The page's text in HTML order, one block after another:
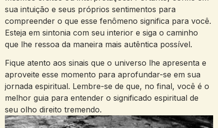
sua intuição e ​seus‍ próprios sentimentos para
compreender o que esse fenômeno significa ⁤para ⁢você.
Esteja​ em sintonia⁣ com‌ seu​ interior e siga o caminho
que lhe ressoa da maneira mais autêntica possível.
Fique ‍atento aos sinais ​que o universo ​lhe​ apresenta e
aproveite⁤ esse ‌momento para aprofundar-se em ‌sua
jornada⁤ espiritual. Lembre-se de que, no final, você é o
melhor ‌guia para entender o significado espiritual de
seu⁣ olho direito tremendo.